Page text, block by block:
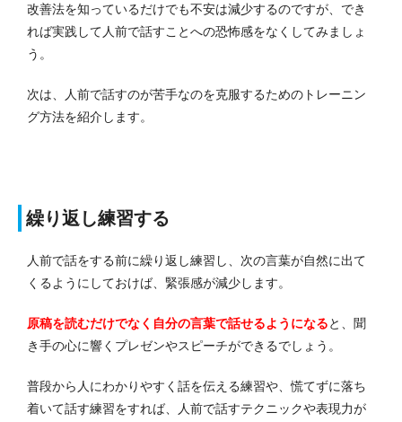
改善法を知っているだけでも不安は減少するのですが、でき
れば実践して人前で話すことへの恐怖感をなくしてみましょ
う。
次は、人前で話すのが苦手なのを克服するためのトレーニン
グ方法を紹介します。
繰り返し練習する
人前で話をする前に繰り返し練習し、次の言葉が自然に出て
くるようにしておけば、緊張感が減少します。
原稿を読むだけでなく自分の言葉で話せるようになると、聞
き手の心に響くプレゼンやスピーチができるでしょう。
普段から人にわかりやすく話を伝える練習や、慌てずに落ち
着いて話す練習をすれば、人前で話すテクニックや表現力が